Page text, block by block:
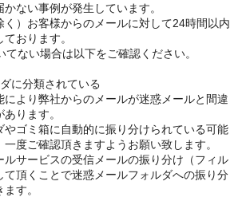
ない事例が発生しています。
く）お客様からのメールに対して24時間以内
おります。
てない場合は以下をご確認ください。
に分類されている
により弊社からのメールが迷惑メールと間違
ります。
やゴミ箱に自動的に振り分けられている可能
度ご確認頂きますようお願い致します。
ルサービスの受信メールの振り分け（フィル
て頂くことで迷惑メールフォルダへの振り分
す。